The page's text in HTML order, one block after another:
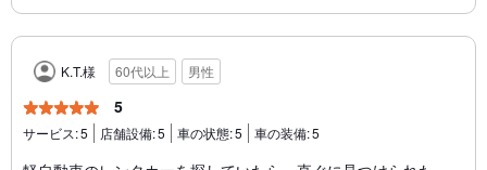
K.T.様 60代以上 男性
5
サービス:5 店舗設備:5 車の状態:5 車の装備:5